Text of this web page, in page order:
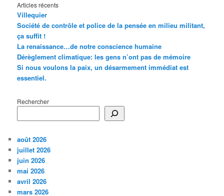
Articles récents
Villequier
Société de contrôle et police de la pensée en milieu militant,
ça suffit !
La renaissance…de notre conscience humaine
Dérèglement climatique: les gens n’ont pas de mémoire
Si nous voulons la paix, un désarmement immédiat est
essentiel.
Rechercher
août 2026
juillet 2026
juin 2026
mai 2026
avril 2026
mars 2026